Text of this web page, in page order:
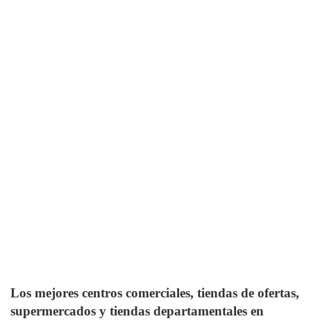
Los mejores centros comerciales, tiendas de ofertas,
supermercados y tiendas departamentales en